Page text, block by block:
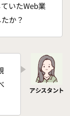
いたWeb業
か？